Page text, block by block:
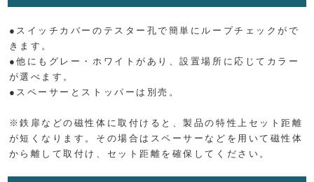
●スイッチカバーのテスター孔で簡単にループチェックがで
きます。
●他にもグレー・ホワイトがあり、設置場所に応じてカラー
が選べます。
●スペーサーとストッパーは別売。
※鉄扉などの磁性体に取付けると、製品の特性上セット距離
が短くなります。その場合はスペーサーなどを用いて磁性体
から離して取付け、セット距離を確保してください。